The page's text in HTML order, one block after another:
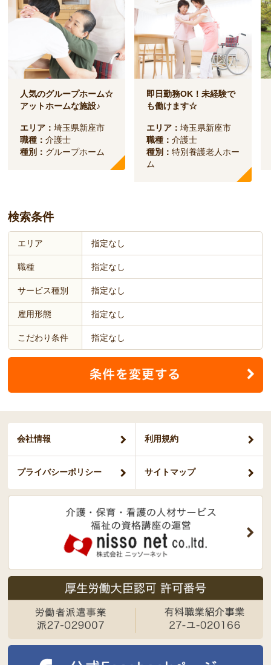
人気のグループホーム☆
アットホームな施設♪
エリア：埼玉県新座市
職種：介護士
種別： グループホーム
即日勤務OK！未経験で
も働けます☆
エリア：埼玉県新座市
職種：介護士
種別：特別養護老人ホー
ム
検索条件
エリア 指定なし
職種 指定なし
サービス種別 指定なし
雇用形態 指定なし
こだわり条件 指定なし
会社情報 利用規約
プライバシーポリシー サイトマップ